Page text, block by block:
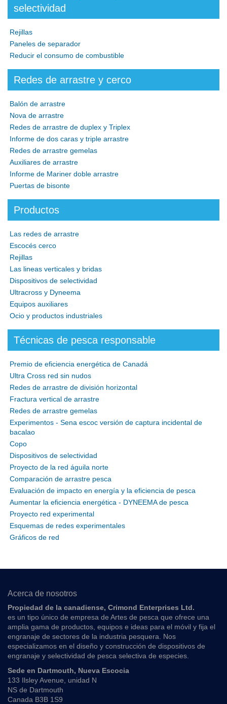
selectividad
Rejillas
Paneles de separador
Reducir el consumo de combustible
Redes de arrastre y cerco
Balón de arrastre
Nova de arrastre
Redes de arrastre de duplex y Triplex
Informe de dos caras y triple arrastre
Redes de arrastre gemelas
Auxiliares de arrastre
Informe de Mariner doble arrastre
Puertas de bisonte
Productos
Las redes de arrastre
Escocés cerco
Rejillas
Las lineas verticales y bridas
Dispositivos de selectividad
Ultracross y Dyneema
Equipos auxiliares
Ocio y productos industriales
Técnicas de pesca responsable
Premio de eficiencia energética de Canadá
Ultra Cross red sin nudos
Redes de arrastre de división horizontal
Fractura vertical de arrastre
Redes de arrastre gemelas
Experimentos - Sena escoc versión de captura incidental de
bacalao
Copo
Dispositivos de selectividad
Proyecto de la red águila norte
Comparación de arrastre pesca
Evaluación de impacto en energía y la eficiencia de pesca
Aumentar la eficiencia energética - DYNEEMA de pesca
Proyecto red experimental
Esquemas de redes experimentales
Gráficos de red
Acerca de nosotros
Propiedad de la canadiense, Crimond Enterprises Ltd.
es un tipo único de empresa de Artes de pesca que ofrece una
amplia gama de productos, equipos e ideas para el móvil y fija el
engranaje de sectores de la industria pesquera. Nos
especializamos en el diseño y construcción de dispositivos de
engranaje y selectividad de pesca selectiva de especies.
Sede en Dartmouth, Nueva Escocia
133 Ilsley Avenue, unidad N
NS de Dartmouth
Canada B3B 1S9